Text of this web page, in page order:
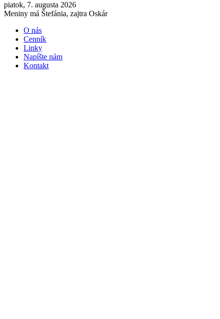
piatok, 7. augusta 2026
Meniny má Štefánia, zajtra Oskár
O nás
Cenník
Linky
Napíšte nám
Kontakt